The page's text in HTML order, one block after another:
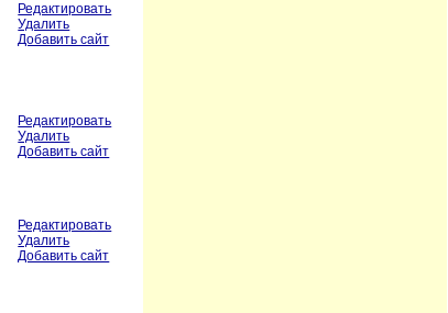
Редактировать
Удалить
Добавить сайт
Редактировать
Удалить
Добавить сайт
Редактировать
Удалить
Добавить сайт